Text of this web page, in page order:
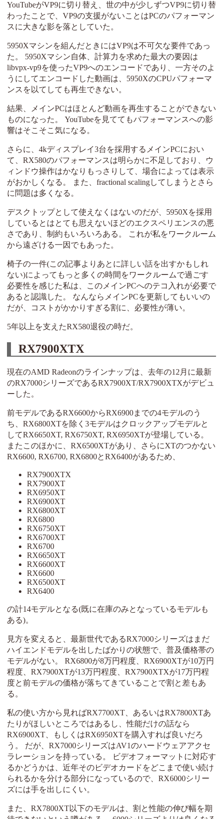
YouTubeがVP9に切り替え、世の中が少しずつVP9に切り替
わったことで、VP9の支援がないことはPCのパフォーマン
スに大きな影を落としていた。
5950Xマシンを組んだときにはVP9は不可欠な要件であっ
た。 5950Xマシン自体、計算力を求めた最大の要因は
libvpx-vp9を使ったVP9へのエンコードであり、一方そのよ
うにしてエンコードした動画は、5950XのCPUパフォーマ
ンスを以てしても再生できない。
結果、メインPCはほとんど動画を再生することができない
ものになった。 YouTubeを見ててもパフォーマンスへの影
響はそこそこ気になる。
さらに、4kディスプレイ3台を採用するメインPCにおい
て、RX580のパフォーマンスは明らかに不足しており、ウ
ィンドウ操作はかなりもっさりして、場合によっては表示
がおかしくなる。 また、fractional scalingしてしまうとさら
に問題は多くなる。
デスクトップとして使えなくはないのだが、5950Xを採用
しているとはとても思えないほどのエクスペリエンスの悪
さであり、制約もいろいろある。 これが私をワークルーム
から遠ざける一因でもあった。
椅子の一件(この記事よりあとに詳しい話を出すかもしれ
ない)によってもっと多くの時間をワークルームで過ごす
必要性を感じた私は、このメインPCへのテコ入れが必要で
あると認識した。 なんならメインPCを更新してもいいの
だが、コストがかかりすぎる割に、必要性が薄い。
5年以上を支えたRX580退役の時だ。
RX7900XTX
現在のAMD Radeonのラインナップは、去年の12月に最新
のRX7000シリーズであるRX7900XT/RX7900XTXがデビュ
ーした。
前モデルであるRX6600からRX6900までの4モデルのう
ち、RX6800XTを除く3モデルはクロックアップモデルと
してRX6650XT, RX6750XT, RX6950XTが登場している。
またこのほかに、RX6500XTがあり、さらにXTのつかない
RX6600, RX6700, RX6800とRX6400があるため、
RX7900XTX
RX7900XT
RX6950XT
RX6900XT
RX6800XT
RX6800
RX6750XT
RX6700XT
RX6700
RX6650XT
RX6600XT
RX6600
RX6500XT
RX6400
の計14モデルとなる(既に在庫のみとなっているモデルも
ある)。
見方を変えると、最新世代であるRX7000シリーズはまだ
ハイエンドモデルを出したばかりの状態で、普及価格帯の
モデルがない。 RX6800が8万円程度、RX6900XTが10万円
程度、RX7900XTが13万円程度、RX7900XTXが17万円程
度と前モデルの価格が落ちてきていることで割と差もあ
る。
私の使い方から見ればRX7700XT、あるいはRX7800XTあ
たりがほしいところではあるし、性能だけの話なら
RX6900XT、もしくはRX6950XTを購入すれば良いだろ
う。 だが、RX7000シリーズはAV1のハードウェアアクセ
ラレーションを持っている。 ビデオフォーマットに対応す
るかどうかは、近年そのビデオカードをどこまで使い続け
られるかを分ける部分になっているので、RX6000シリー
ズには手を出しにくい。
また、RX7800XT以下のモデルは、割と性能の伸び幅を期